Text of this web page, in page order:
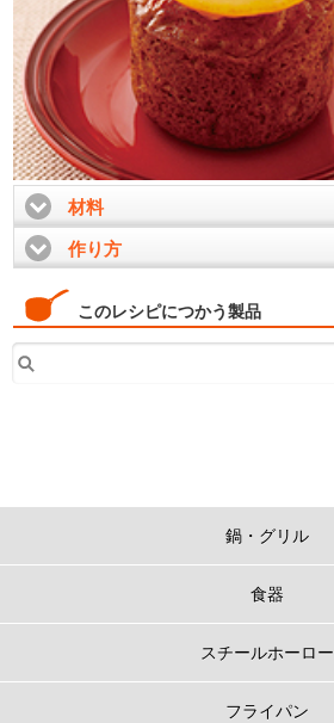
材料click to expand contents
作り方
このレシピにつかう製品
鍋・グリル
食器
スチールホーロー
フライパン